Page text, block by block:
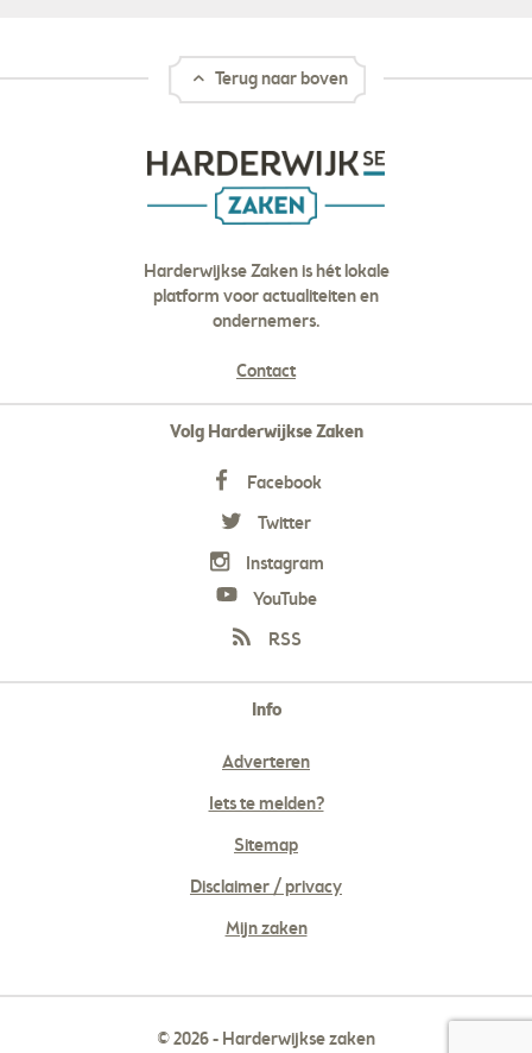
Terug naar boven
Harderwijkse Zaken is hét lokale
platform voor actualiteiten en
ondernemers.
Contact
Volg Harderwijkse Zaken
Facebook
Twitter
Instagram
YouTube
RSS
Info
Adverteren
Iets te melden?
Sitemap
Disclaimer / privacy
Mijn zaken
© 2026 - Harderwijkse zaken